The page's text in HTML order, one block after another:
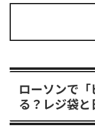
ローソンで
る？レジ袋